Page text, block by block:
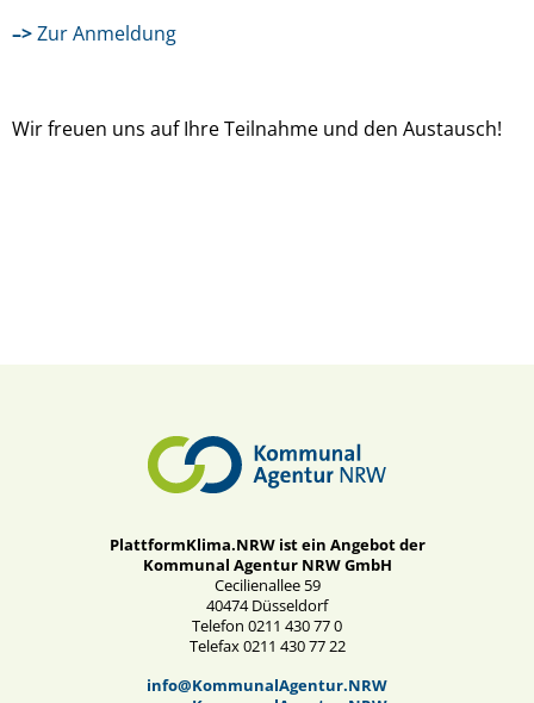
–>Zur Anmeldung
Wir freuen uns auf Ihre Teilnahme und den Austausch!
PlattformKlima.NRW ist ein Angebot der
Kommunal Agentur NRW GmbH
Cecilienallee 59
40474 Düsseldorf
Telefon 0211 430 77 0
Telefax 0211 430 77 22
info@KommunalAgentur.NRW